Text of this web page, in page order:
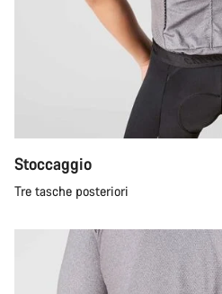
Stoccaggio
Tre tasche posteriori